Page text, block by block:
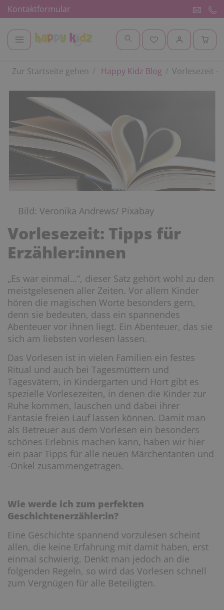
Kontaktformular
Zur Startseite gehen Happy Kidz Blog Vorlesezeit -
Bild: Veronika Andrews/ Pixabay
Vorlesezeit: Tipps für
Erzähler:innen
„Es war einmal…“, dieser Satz gehört wohl zu den
meistgelesenen aller Zeiten. Vor allem Kinder
hören die magischen Worte besonders gern,
denn sie bedeuten, dass ein spannendes
Abenteuer vor ihnen liegt. Ein Abenteuer, das sie
sich am liebsten vorlesen lassen.
Das Vorlesen ist in vielen Familien ein festes
Ritual und auch bei Tagesmüttern und
Tagesvätern, in Kindergarten und Hort gibt es
spezielle Vorlesezeiten, in denen die Kinder zur
Ruhe kommen, lauschen und dabei ihrer
Fantasie freien Lauf lassen können. Damit man
als Betreuer aus dem Vorlesen ein besonders
schönes Erlebnis machen kann, haben wir hier
ein paar Tipps für alle neuen Märchentanten und
-Onkel zusammengetragen.
Wie werde ich zum perfekten
Geschichtenerzähler:in?
Eine Geschichte spannend vorzulesen scheint
allen, die keine Erfahrung mit damit haben, erst
einmal schwierig. Denkt man jedoch an die
folgenden Regeln, so wird das Vorlesen schnell
zum Vergnügen für alle Beteiligten.